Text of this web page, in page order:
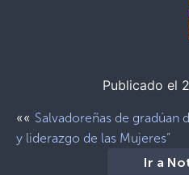
Publicado el
«« Salvadoreñas de gradúan
y liderazgo de las Mujeres”
Ir a